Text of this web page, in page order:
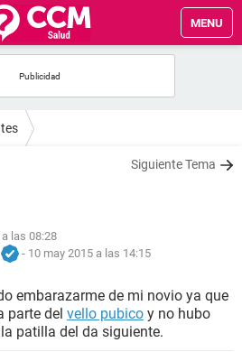
MENU
Siguiente Tema
las 08:28
- 10 may 2015 a las 14:15
embarazarme de mi novio ya que
parte del vello pubico y no hubo
patilla del da siguiente.